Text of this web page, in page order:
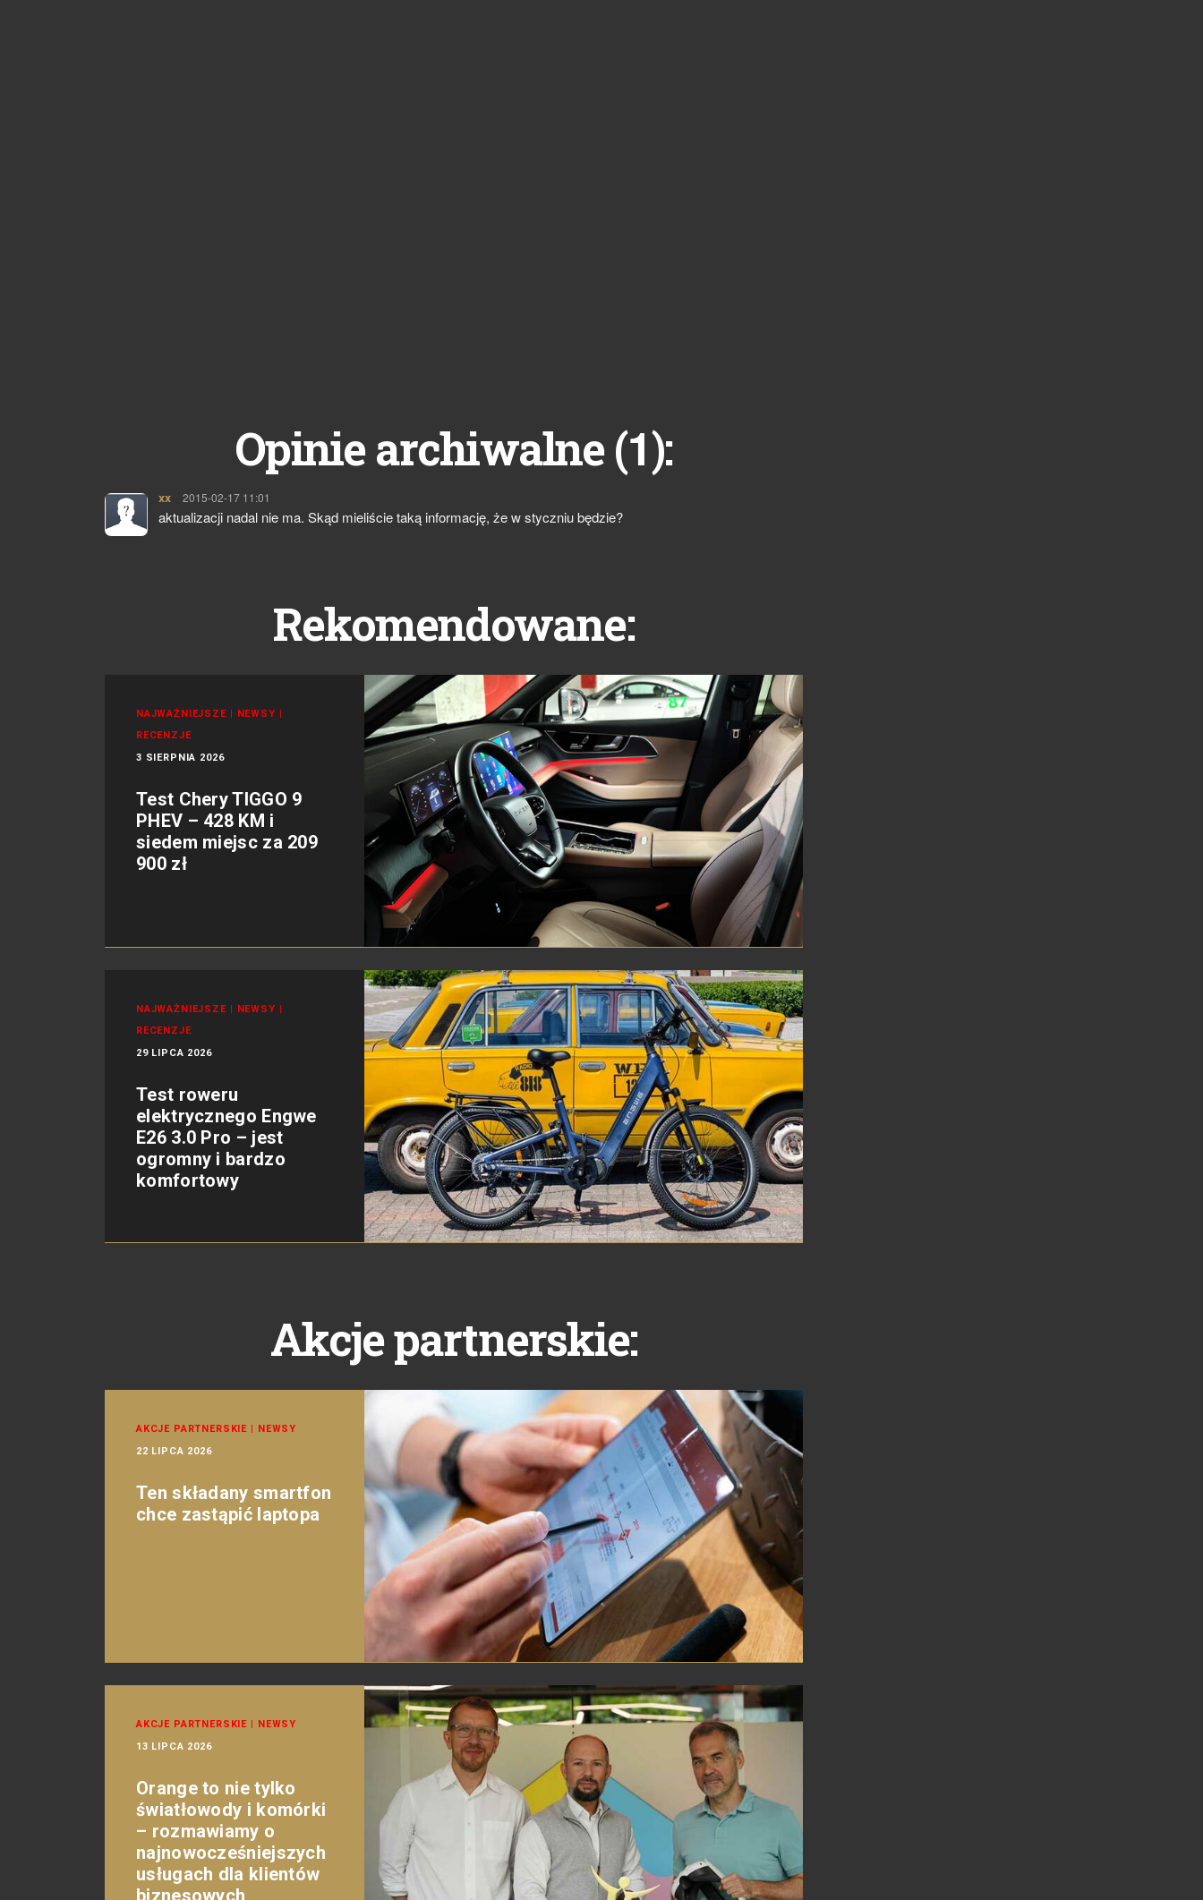
Opinie archiwalne (1):
xx pisze:
2015-02-17 11:01
aktualizacji nadal nie ma. Skąd mieliście taką informację, że w styczniu będzie?
Rekomendowane:
NAJWAŻNIEJSZE | NEWSY |
RECENZJE
3 SIERPNIA 2026
Test Chery TIGGO 9
PHEV – 428 KM i
siedem miejsc za 209
900 zł
NAJWAŻNIEJSZE | NEWSY |
RECENZJE
29 LIPCA 2026
Test roweru
elektrycznego Engwe
E26 3.0 Pro – jest
ogromny i bardzo
komfortowy
Akcje partnerskie:
AKCJE PARTNERSKIE | NEWSY
22 LIPCA 2026
Ten składany smartfon
chce zastąpić laptopa
AKCJE PARTNERSKIE | NEWSY
13 LIPCA 2026
Orange to nie tylko
światłowody i komórki
– rozmawiamy o
najnowocześniejszych
usługach dla klientów
biznesowych